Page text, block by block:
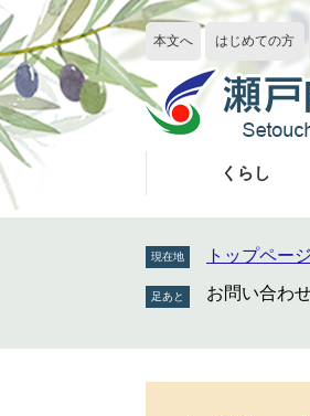
ペ
ー
ジ
の
先
頭
で
す
メ
ニ
ュ
ー
を
飛
ば
し
本文へ はじめての方
くらし
現在地 トップページ
お問い合わ